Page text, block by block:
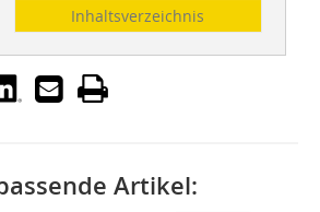
Inhaltsverzeichnis
Artikel: